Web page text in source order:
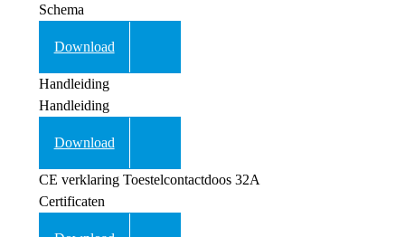
Schema
Download
Handleiding
Handleiding
Download
CE verklaring Toestelcontactdoos 32A
Certificaten